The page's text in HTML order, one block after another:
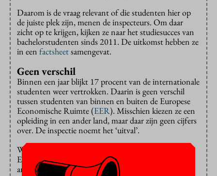
Daarom is de vraag relevant of die studenten hier op
de juiste plek zijn, menen de inspecteurs. Om daar
zicht op te krijgen, kijken ze naar het studiesucces van
bachelorstudenten sinds 2011. De uitkomst hebben ze
in een factsheetsamengevat.
Geen verschil
Binnen een jaar blijkt 17 procent van de internationale
studenten weer vertrokken. Daarin is geen verschil
tussen studenten van binnen en buiten de Europese
Economische Ruimte (EER). Misschien kiezen ze een
opleiding in een ander land, maar daar zijn geen cijfers
over. De inspectie noemt het ‘uitval’.
Wisselen van studie gebeurt ook veel. Van de niet-
Europese studenten stapt 21 procent over naar een
andere opleiding in Nederland. Onder de Europese